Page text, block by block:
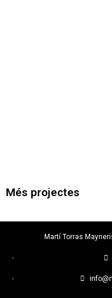
Més projectes
Martí Torras